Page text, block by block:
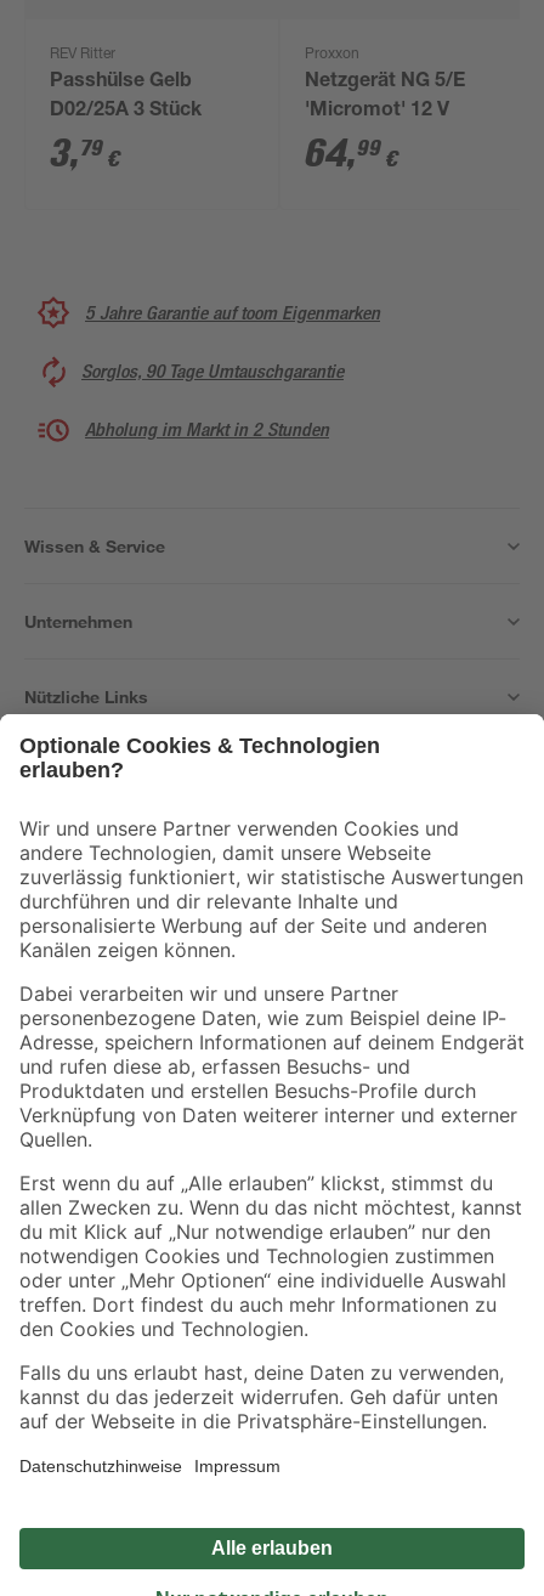
REV Ritter
Passhülse Gelb
D02/25A 3 Stück
3,79 €
Proxxon
Netzgerät NG 5/E
'Micromot' 12 V
64,99 €
5 Jahre Garantie auf toom Eigenmarken
Sorglos, 90 Tage Umtauschgarantie
Abholung im Markt in 2 Stunden
Wissen & Service
Unternehmen
Nützliche Links
Der toom Newsletter: Keine Angebote und Aktionen mehr verpassen!
Zur Newsletter Anmeldung
Folge uns
Zahlungsarten Versandarten
Sicher einkaufen
Jetzt die toom-App herunterladen
Alle Preisangaben in EUR inkl. gesetzl. MwSt.. Die dargestellten Angebote sind unter
Umständen nicht in allen Märkten verfügbar. Die angegebenen Verfügbarkeiten beziehen
Produkte nur solange der Vorrat reicht.
*Paketversand ab 59 € versandkostenfrei, gilt nicht für Artikel mit Speditionsversand, hier
Privatsphäre Impressum
Nutzungsbedingungen
Widerrufsrecht
Vertrag widerrufen